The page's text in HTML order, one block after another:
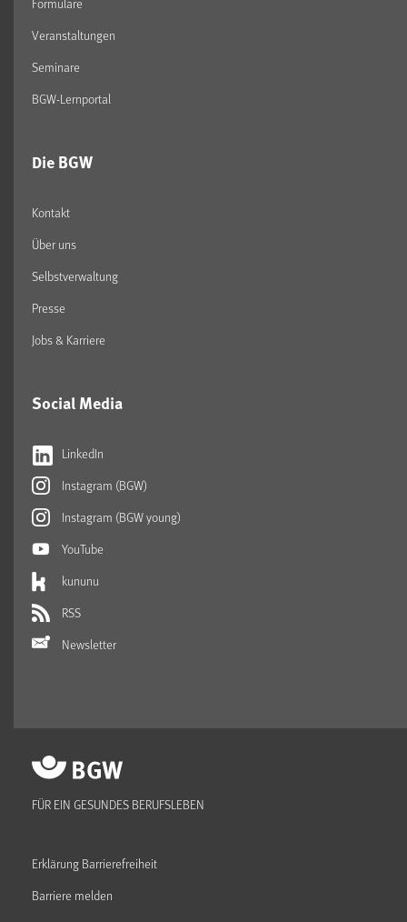
Formulare
Veranstaltungen
Seminare
BGW-Lernportal
Die BGW
Kontakt
Über uns
Selbstverwaltung
Presse
Jobs & Karriere
Social Media
LinkedIn
Instagram (BGW)
Instagram (BGW young)
YouTube
kununu
RSS
Newsletter
FÜR EIN GESUNDES BERUFSLEBEN
Erklärung Barrierefreiheit
Barriere melden